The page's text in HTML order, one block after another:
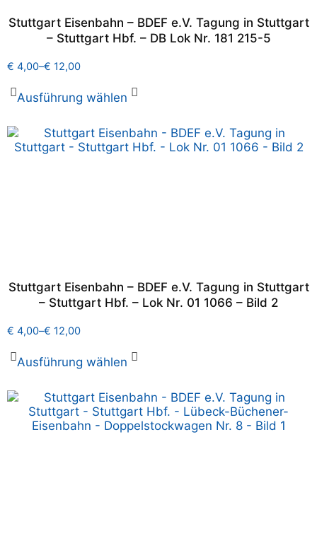
Stuttgart Eisenbahn – BDEF e.V. Tagung in Stuttgart
– Stuttgart Hbf. – DB Lok Nr. 181 215-5
€ 4,00–€ 12,00
Ausführung wählen
Stuttgart Eisenbahn – BDEF e.V. Tagung in Stuttgart
– Stuttgart Hbf. – Lok Nr. 01 1066 – Bild 2
€ 4,00–€ 12,00
Ausführung wählen